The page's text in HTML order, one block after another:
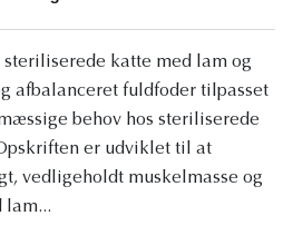
katte med lam og
afbalanceret fuldfoder tilpasset
behov hos steriliserede
er udviklet til at
vedligeholdt muskelmasse og
lam...